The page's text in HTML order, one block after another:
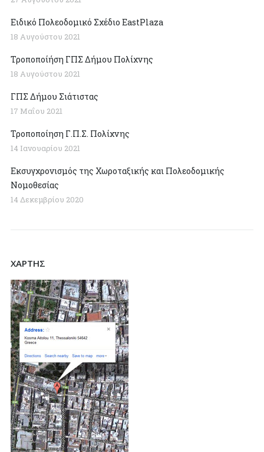
Ειδικό Πολεοδομικό Σχέδιο EastPlaza
18 Αυγούστου 2021
Τροποποίήση ΓΠΣ Δήμου Πολίχνης
18 Αυγούστου 2021
ΓΠΣ Δήμου Σιάτιστας
17 Μαΐου 2021
Τροποποίηση Γ.Π.Σ. Πολίχνης
14 Ιανουαρίου 2021
Εκσυγχρονισμός της Χωροταξικής και Πολεοδομικής
Νομοθεσίας
14 Δεκεμβρίου 2020
ΧΑΡΤΗΣ